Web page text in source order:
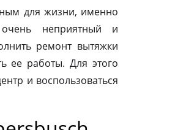
для жизни, именно
неприятный и
ремонт вытяжки
ее работы. Для этого
и воспользоваться